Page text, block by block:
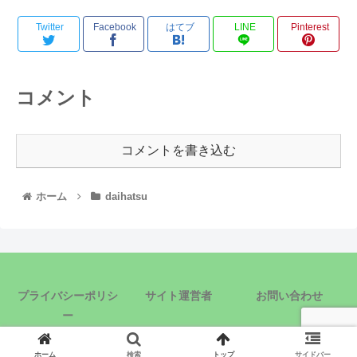
Twitter Facebook はてブ LINE Pinterest
コメント
コメントを書き込む
ホーム daihatsu
プライバシーポリシ
ー
サイト運営者 お問い合わせ
© 2020 車ばらし.com.
ホーム 検索 トップ サイドバー